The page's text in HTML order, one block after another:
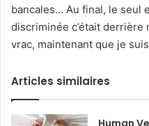
bancales… Au final, le seul
discriminée c’était derrière
vrac, maintenant que je
Articles similaires